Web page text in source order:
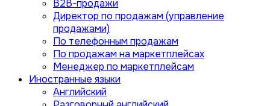
B2B-продажи
Директор по продажам (управление
продажами)
По телефонным продажам
По продажам на маркетплейсах
Менеджер по маркетплейсам
Иностранные языки
Английский